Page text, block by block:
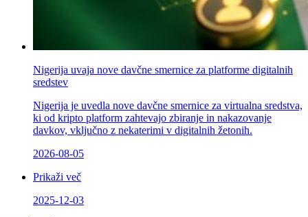
Nigerija uvaja nove davčne smernice za platforme digitalnih
sredstev
Nigerija je uvedla nove davčne smernice za virtualna sredstva,
ki od kripto platform zahtevajo zbiranje in nakazovanje
davkov, vključno z nekaterimi v digitalnih žetonih.
2026-08-05
Prikaži več
2025-12-03